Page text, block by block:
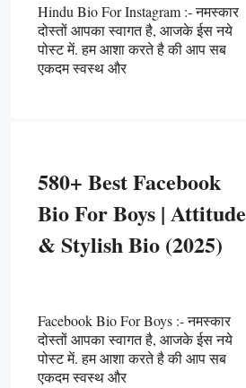
Hindu Bio For Instagram :- नमस्कार
दोस्तों आपका स्वागत है, आजके ईस नये
पोस्ट में. हम आशा करते है की आप सब
एकदम स्वस्थ और
580+ Best Facebook
Bio For Boys | Attitude
& Stylish Bio (2025)
Facebook Bio For Boys :- नमस्कार
दोस्तों आपका स्वागत है, आजके ईस नये
पोस्ट में. हम आशा करते है की आप सब
एकदम स्वस्थ और